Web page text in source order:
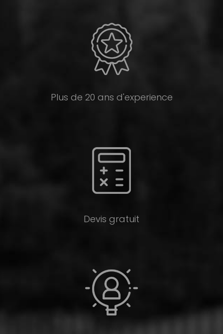
Plus de 20 ans d'experience
Devis gratuit